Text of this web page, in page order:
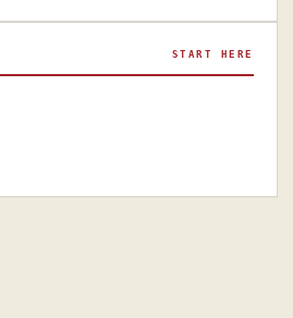
START HERE